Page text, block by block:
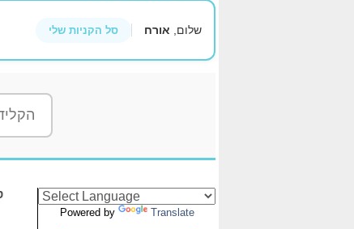
שלום, אורח סל הקניות שלי
Powered by Translate